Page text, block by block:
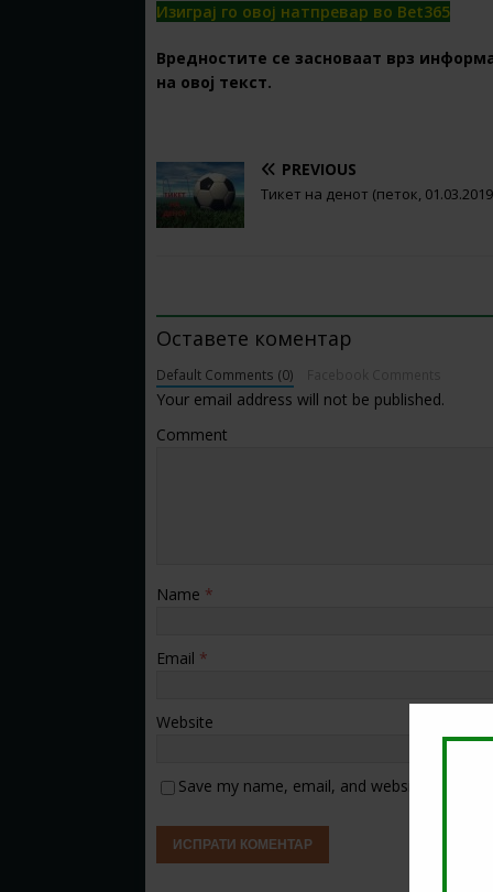
Изиграј го овој натпревар во Bet365
Вредностите се засноваат врз
на овој текст.
PREVIOUS
Тикет на денот (петок,
Оставете коментар
Default Comments (0)
Your email address will not be published.
Comment
Name *
Email *
Website
Save my name, email, and website in this